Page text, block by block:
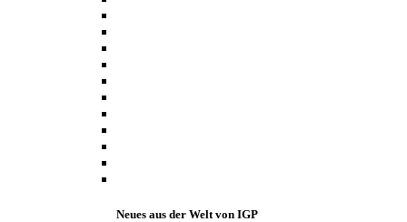
Neues aus der Welt von IGP